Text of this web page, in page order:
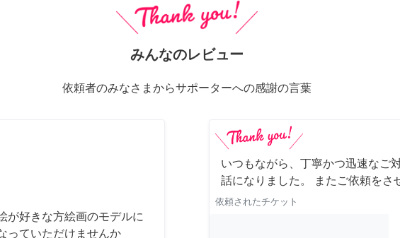
みんなのレビュー
依頼者のみなさまからサポーターへの感謝の言葉
が好きな方絵画のモデルに
っていただけませんか
いつもながら、丁寧かつ迅速なご
話になりました。 またご依頼をさ
依頼されたチケット